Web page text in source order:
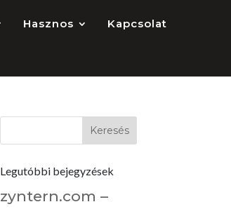
Hasznos Kapcsolat
Legutóbbi bejegyzések
zyntern.com –